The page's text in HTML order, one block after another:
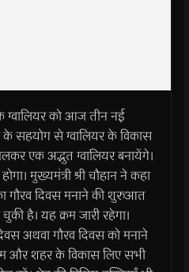
ग्वालियर को आज तीन नई
के सहयोग से ग्वालियर के विकास
एक अद्भुत ग्वालियर बनायेंगे।
मुख्यमंत्री श्री चौहान ने कहा
गौरव दिवस मनाने की शुरुआत
है। यह क्रम जारी रहेगा।
अथवा गौरव दिवस को मनाने
और शहर के विकास लिए सभी